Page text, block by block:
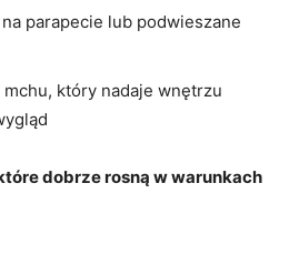
parapecie lub podwieszane
który ⁤nadaje wnętrzu
dobrze⁤ rosną w warunkach